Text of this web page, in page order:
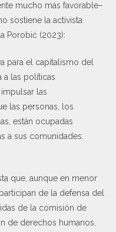
mucho más favorable–
sostiene la activista
Porobić (2023):
para el capitalismo del
a las políticas
las
las personas, los
están ocupadas
a sus comunidades.
que, aunque en menor
de la defensa del
de la comisión de
de derechos humanos.